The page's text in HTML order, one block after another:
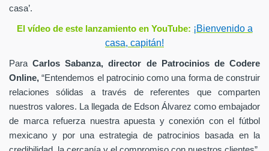
casa’.
El vídeo de este lanzamiento en YouTube: ¡Bienvenido a
casa, capitán!
ParaCarlos Sabanza, director de Patrocinios de Codere
Online, “Entendemos el patrocinio como una forma de construir
relaciones sólidas a través de referentes que comparten
nuestros valores. La llegada de Edson Álvarez como embajador
de marca refuerza nuestra apuesta y conexión con el fútbol
mexicano y por una estrategia de patrocinios basada en la